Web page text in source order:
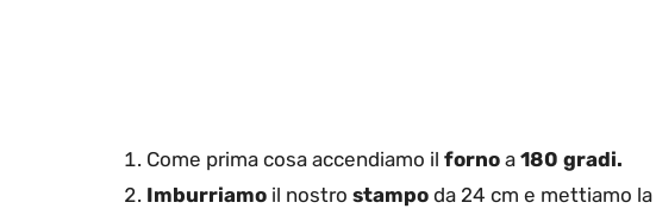
Come prima cosa accendiamo il forno a 180 gradi.
Imburriamo il nostro stampo da 24 cm e mettiamo la